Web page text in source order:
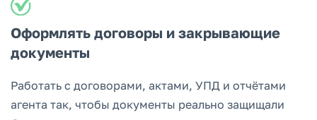
Оформлять договоры и закрывающие
документы
Работать с договорами, актами, УПД и отчётами
агента так, чтобы документы реально защищали